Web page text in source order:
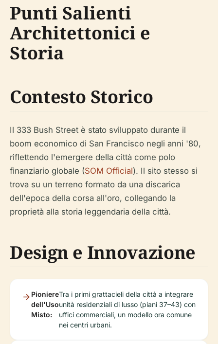
Punti Salienti
Architettonici e
Storia
Contesto Storico
Il 333 Bush Street è stato sviluppato durante il
boom economico di San Francisco negli anni '80,
riflettendo l'emergere della città come polo
finanziario globale (SOM Official). Il sito stesso si
trova su un terreno formato da una discarica
dell'epoca della corsa all'oro, collegando la
proprietà alla storia leggendaria della città.
Design e Innovazione
Pioniere
dell'Uso
Misto:
Tra i primi grattacieli della città a integrare
unità residenziali di lusso (piani 37–43) con
uffici commerciali, un modello ora comune
nei centri urbani.